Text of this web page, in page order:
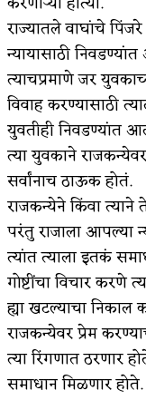
राज्यातले वाघांचे
न्यायासाठी
त्याचप्रमाणे जर
विवाह करण्यासाठी
युवतीही निवडण्यांत
त्या युवकाने
सर्वांनाच ठाऊक होतं.
राजकन्येने किंवा
परंतु राजाला आपल्या
त्यांत त्याला इतकं
गोष्टींचा विचार करणे
ह्या खटल्याचा निकाल
राजकन्येवर प्रेम
त्या रिंगणात ठरणार
समाधान मिळणार होते.